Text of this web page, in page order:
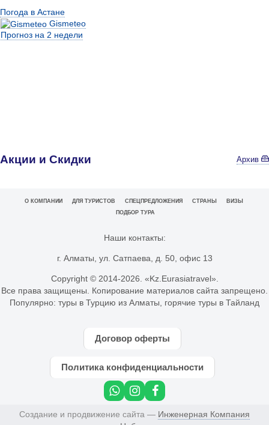
Погода в Астане
Gismeteo
Прогноз на 2 недели
Акции и Скидки Архив
О КОМПАНИИ ДЛЯ ТУРИСТОВ СПЕЦПРЕДЛОЖЕНИЯ СТРАНЫ
ВИЗЫ
ПОДБОР ТУРА
Наши контакты:
г. Алматы, ул. Сатпаева, д. 50, офис 13
Copyright © 2014-2026. «Kz.Eurasiatravel».
Все права защищены. Копирование материалов сайта запрещено.
Популярно: туры в Турцию из Алматы горячие туры в Тайланд
Договор оферты
Политика конфиденциальности
Создание и продвижение сайта — Инженерная Компания